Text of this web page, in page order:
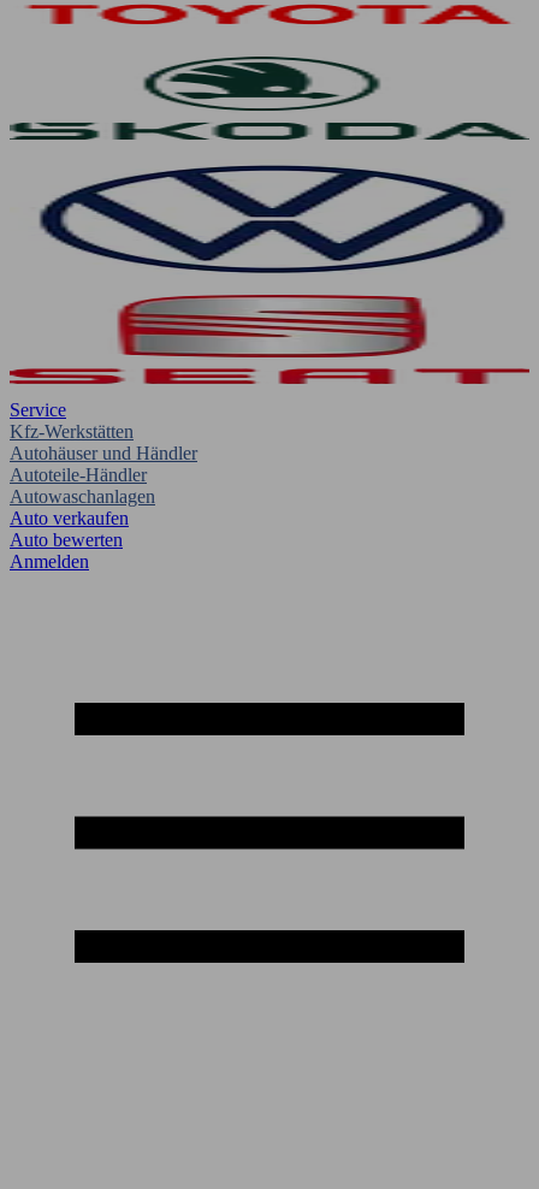
Service
Kfz-Werkstätten
Autohäuser und Händler
Autoteile-Händler
Autowaschanlagen
Auto verkaufen
Auto bewerten
Anmelden